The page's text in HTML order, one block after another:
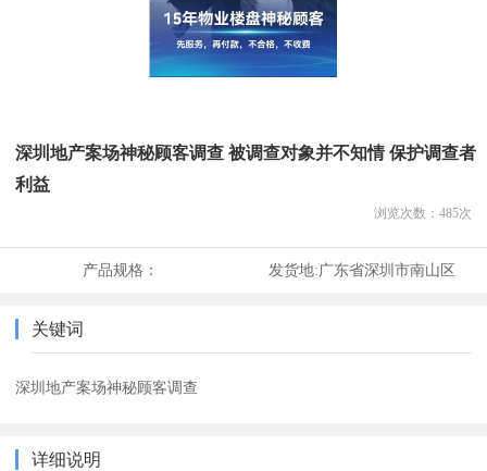
深圳地产案场神秘顾客调查 被调查对象并不知情 保护调查者
利益
浏览次数： 485次
产品规格： 发货地:广东省深圳市南山区
关键词
深圳地产案场神秘顾客调查
详细说明